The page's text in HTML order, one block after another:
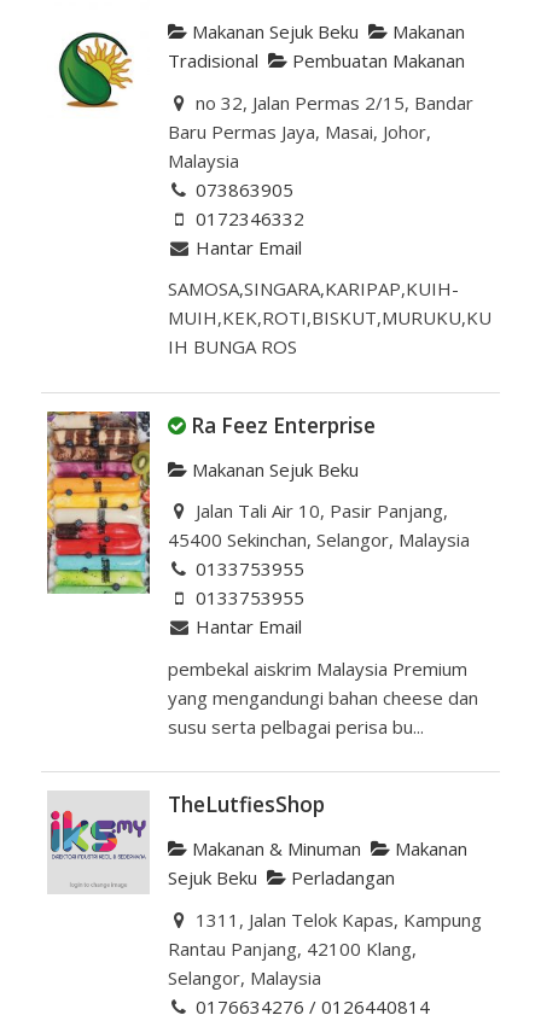
Makanan Sejuk Beku
Makanan
Tradisional
Pembuatan Makanan
no 32, Jalan Permas 2/15, Bandar
Baru Permas Jaya, Masai, Johor,
Malaysia
073863905
0172346332
Hantar Email
SAMOSA,SINGARA,KARIPAP,KUIH-
MUIH,KEK,ROTI,BISKUT,MURUKU,KU
IH BUNGA ROS
Ra Feez Enterprise
Makanan Sejuk Beku
Jalan Tali Air 10, Pasir Panjang,
45400 Sekinchan, Selangor, Malaysia
0133753955
0133753955
Hantar Email
pembekal aiskrim Malaysia Premium
yang mengandungi bahan cheese dan
susu serta pelbagai perisa bu...
TheLutfiesShop
Makanan & Minuman
Makanan
Sejuk Beku
Perladangan
1311, Jalan Telok Kapas, Kampung
Rantau Panjang, 42100 Klang,
Selangor, Malaysia
0176634276 / 0126440814